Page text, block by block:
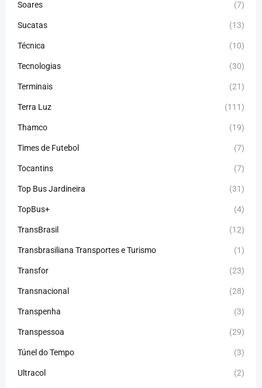
Soares (7)
Sucatas (13)
Técnica (10)
Tecnologias (30)
Terminais (21)
Terra Luz (111)
Thamco (19)
Times de Futebol (7)
Tocantins (7)
Top Bus Jardineira (31)
TopBus+ (4)
TransBrasil (12)
Transbrasiliana Transportes e Turismo (1)
Transfor (23)
Transnacional (28)
Transpenha (3)
Transpessoa (29)
Túnel do Tempo (3)
Ultracol (2)